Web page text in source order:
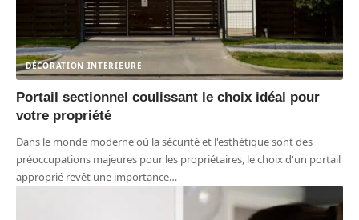
DÉCORATION INTERIEURE
Portail sectionnel coulissant le choix idéal pour
votre propriété
Dans le monde moderne où la sécurité et l'esthétique sont des
préoccupations majeures pour les propriétaires, le choix d'un portail
approprié revêt une importance…